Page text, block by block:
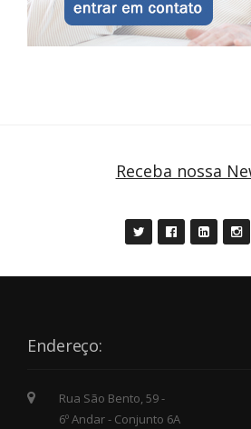
Receba nossa
Endereço:
Rua São Bento, 59 -
6º Andar - Conjunto 6A